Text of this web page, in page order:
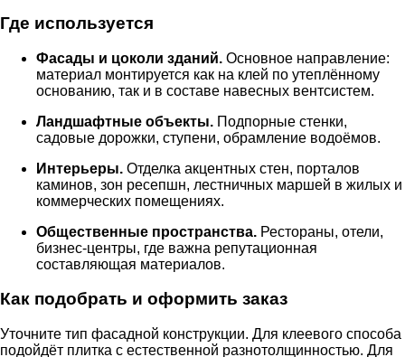
Где используется
Фасады и цоколи зданий. Основное направление:
материал монтируется как на клей по утеплённому
основанию, так и в составе навесных вентсистем.
Ландшафтные объекты. Подпорные стенки,
садовые дорожки, ступени, обрамление водоёмов.
Интерьеры. Отделка акцентных стен, порталов
каминов, зон ресепшн, лестничных маршей в жилых и
коммерческих помещениях.
Общественные пространства. Рестораны, отели,
бизнес-центры, где важна репутационная
составляющая материалов.
Как подобрать и оформить заказ
Уточните тип фасадной конструкции. Для клеевого способа
подойдёт плитка с естественной разнотолщинностью. Для